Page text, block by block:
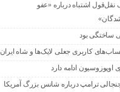
نقل‌قول اشتباه درباره «عفو
ساختگی بود
کاربری جعلی لایک‌ها و شاه ایران
اوپوزوسیون ادامه دارد
ترامپ درباره شانس بزرگ آمریکا